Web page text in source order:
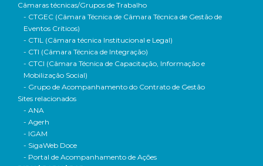
Câmaras técnicas/Grupos de Trabalho
- CTGEC (Câmara Técnica de Câmara Técnica de Gestão de
Eventos Críticos)
- CTIL (Câmara técnica Institucional e Legal)
- CTI (Câmara Técnica de Integração)
- CTCI (Câmara Técnica de Capacitação, Informação e
Mobilização Social)
- Grupo de Acompanhamento do Contrato de Gestão
Sites relacionados
- ANA
- Agerh
- IGAM
- SigaWeb Doce
- Portal de Acompanhamento de Ações